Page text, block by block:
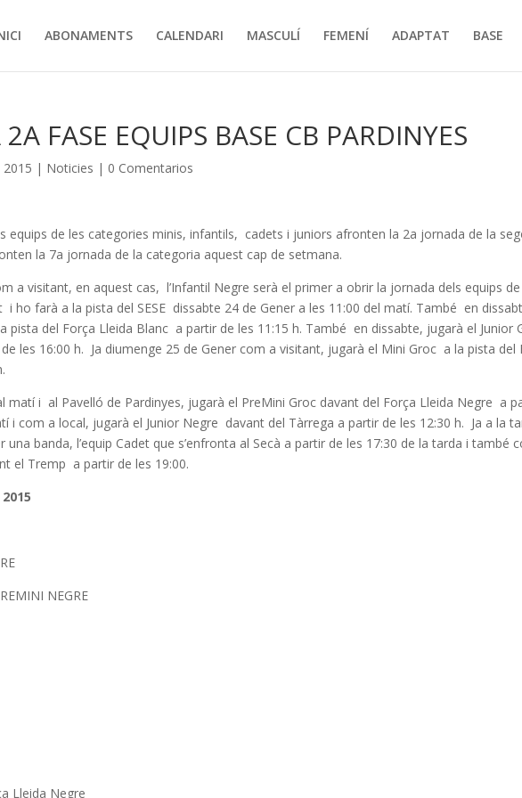
ABONAMENTS CALENDARI MASCULÍ FEMENÍ ADAPTAT BASE
FASE EQUIPS BASE CB PARDINYES
2015 | Noticies | 0 Comentarios
equips de les categories minis, infantils, cadets i juniors afronten la 2a jornada de la
la 7a jornada de la categoria aquest cap de setmana.
a visitant, en aquest cas, l’Infantil Negre serà el primer a obrir la jornada dels equips de
ho farà a la pista del SESE dissabte 24 de Gener a les 11:00 del matí. També en
pista del Força Lleida Blanc a partir de les 11:15 h. També en dissabte, jugarà el Junior
les 16:00 h. Ja diumenge 25 de Gener com a visitant, jugarà el Mini Groc a la pista del
matí i al Pavelló de Pardinyes, jugarà el PreMini Groc davant del Força Lleida Negre a
i com a local, jugarà el Junior Negre davant del Tàrrega a partir de les 12:30 h. Ja a la
banda, l’equip Cadet que s’enfronta al Secà a partir de les 17:30 de la tarda i també
el Tremp a partir de les 19:00.
2015
NEGRE
Lleida Negre